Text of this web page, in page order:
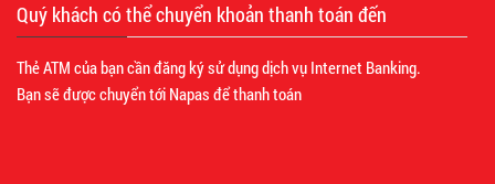
Quý khách có thể chuyển khoản thanh toán đến
Thẻ ATM của bạn cần đăng ký sử dụng dịch vụ Internet Banking.
Bạn sẽ được chuyển tới Napas để thanh toán